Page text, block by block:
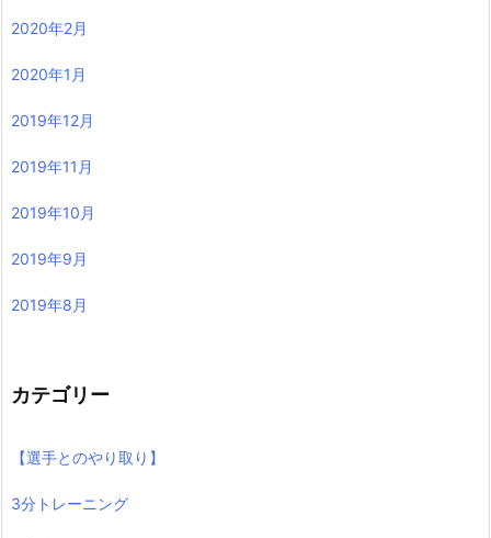
2020年2月
2020年1月
2019年12月
2019年11月
2019年10月
2019年9月
2019年8月
カテゴリー
【選手とのやり取り】
3分トレーニング